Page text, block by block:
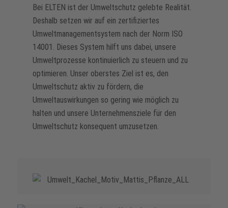
Bei ELTEN ist der Umweltschutz gelebte Realität.
Deshalb setzen wir auf ein zertifiziertes
Umweltmanagementsystem nach der Norm ISO
14001. Dieses System hilft uns dabei, unsere
Umweltprozesse kontinuierlich zu steuern und zu
optimieren. Unser oberstes Ziel ist es, den
Umweltschutz aktiv zu fördern, die
Umweltauswirkungen so gering wie möglich zu
halten und unsere Unternehmensziele für den
Umweltschutz konsequent umzusetzen.